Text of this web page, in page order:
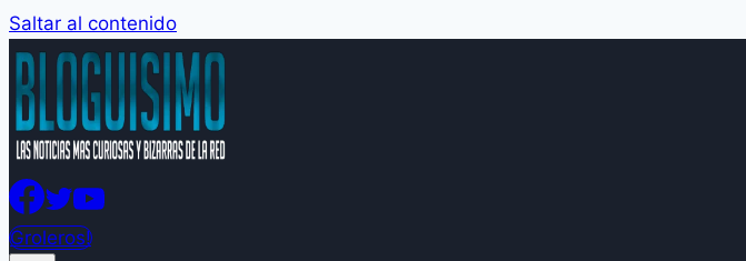
Saltar al contenido
Groleros!